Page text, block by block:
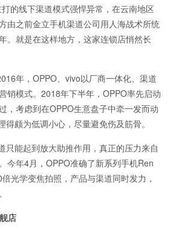
的线下渠道模式强悍异常，在云南地区
由之前金立手机渠道公司用人海战术所统
。就是在这样地方，这家连锁店悄然长
年，OPPO、vivo以厂商一体化、渠道
销模式。2018年下半年，OPPO率先启动
，考虑到在OPPO生意盘子中牵一发而动
颇为低调小心，尽量避免伤及筋骨。
只能起到放大助推作用，真正的压力来自
今年4月，OPPO准确了新系列手机Ren
光学变焦拍照，产品与渠道同时发力，
店